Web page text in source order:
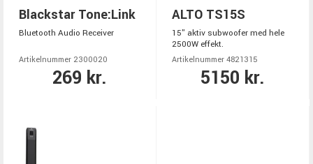
Blackstar Tone:Link
Bluetooth Audio Receiver
Artikelnummer 2300020
269 kr.
ALTO TS15S
15" aktiv subwoofer med hele
2500W effekt.
Artikelnummer 4821315
5150 kr.